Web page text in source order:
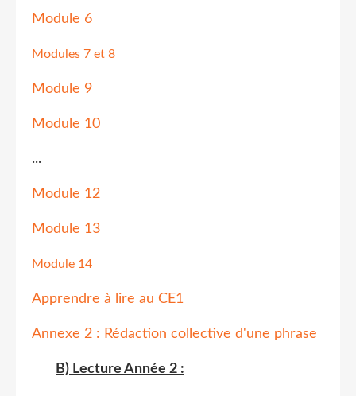
Module 6
Modules 7 et 8
Module 9
Module 10
...
Module 12
Module 13
Module 14
Apprendre à lire au CE1
Annexe 2 : Rédaction collective d'une phrase
B) Lecture Année 2 :